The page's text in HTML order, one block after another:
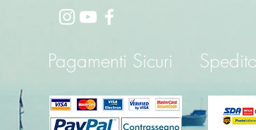
Pagamenti Sicuri